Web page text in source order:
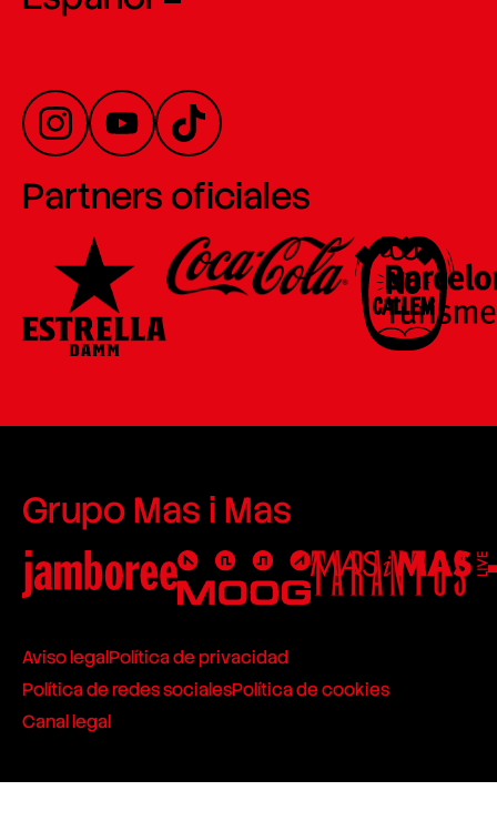
Partners oficiales
Grupo Mas i Mas
Aviso legalPolítica de privacidad
Política de redes socialesPolítica de cookies
Canal legal